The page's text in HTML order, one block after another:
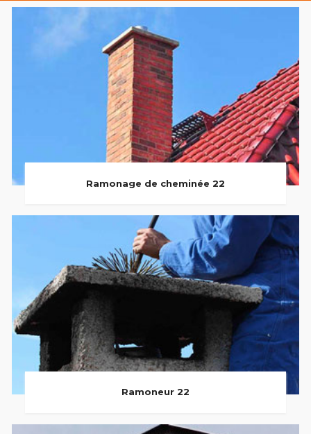
Ramonage de cheminée 22
Ramoneur 22